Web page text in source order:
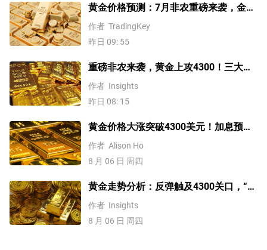
黄金价格预测：7月非农重磅来袭，金价
站上4300美元后还能涨吗？
作者 TradingKey
昨日 09: 55
重磅非农来袭，黄金上攻4300！三大因
素预示金价升势有望延续
作者 Insights
昨日 08: 15
黄金价格大涨突破4300美元！加息预期
降温叠加央行购金，未来继续涨？
作者 Alison Ho
8 月 06 日 周四
黄金走势分析：反弹触及4300关口，“双
底”确立剑指这一目标！
作者 Insights
8 月 06 日 周四